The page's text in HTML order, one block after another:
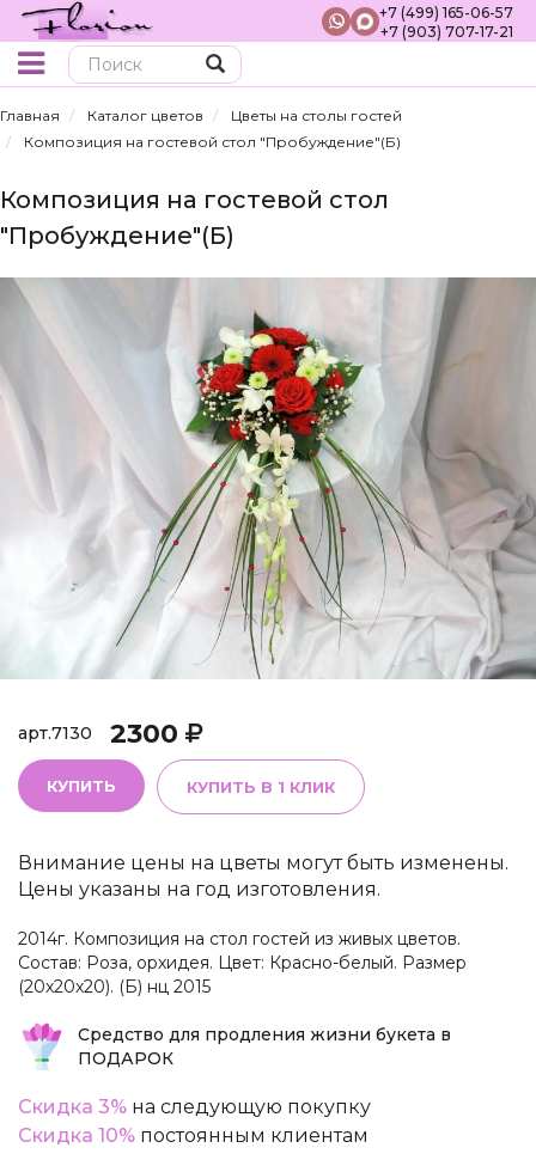
+7 (499) 165-06-57
+7 (903) 707-17-21
Главная Каталог цветов
Цветы на столы гостей
Композиция на гостевой стол "Пробуждение"(Б)
Композиция на гостевой стол
"Пробуждение"(Б)
арт.7130 2300
КУПИТЬ КУПИТЬ В 1 КЛИК
Внимание цены на цветы могут быть изменены.
Цены указаны на год изготовления.
2014г. Композиция на стол гостей из живых цветов.
Состав: Роза, орхидея. Цвет: Красно-белый. Размер
(20х20х20). (Б) нц 2015
Средство для продления жизни букета в
ПОДАРОК
Скидка 3% на следующую покупку
Скидка 10% постоянным клиентам